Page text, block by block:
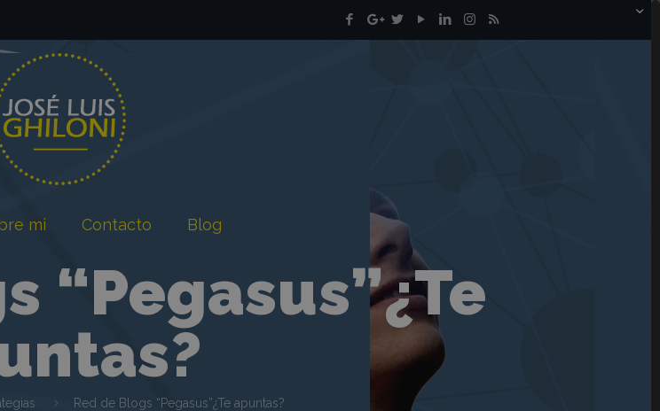
mi Contacto Blog
“Pegasus”¿Te
Red de Blogs “Pegasus”¿Te apuntas?